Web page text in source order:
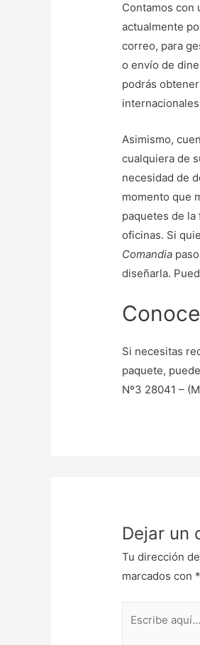
Contamos con
actualmente
correo, para
o envío de
podrás
Asimismo,
cualquiera de
necesidad de
momento que
paquetes de
oficinas. Si
Comandia
diseñarla.
Si necesitas
paquete,
Nº3 28041 –
Dejar un
Tu dirección
marcados con *